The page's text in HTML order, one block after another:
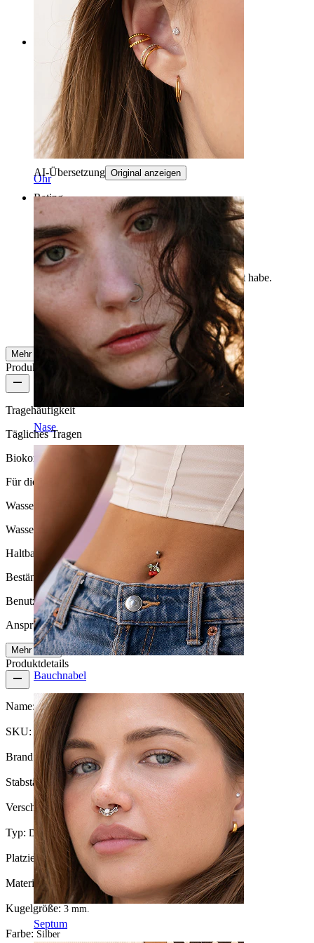
Ohr
Nase
Bauchnabel
Septum
AI-Übersetzung Original anzeigen
Rating
Perfekt
Sehr schön
Bb Verifizierter Kauf
AI-Übersetzung Original anzeigen
Rating
Perfekt
Sehr schön, genau so, wie ich es mir gewünscht habe.
Babett Verifizierter Kauf
AI-Übersetzung Original anzeigen
Mehr ansehen
Produktqualität
Tragehäufigkeit
Tägliches Tragen
Biokompatibilität
Für die meisten Hauttypen
Wasserbeständigkeit
Wasserfest
Haltbarkeit
Beständig
Benutzerfreundlichkeit
Anspruchsvoll
Mehr lesen
Produktdetails
Name:Dermal mit einem großen Stein
SKU: Dermal-24
Brand: Bodymod Trend
Stabstärke: 1,2 mm (passt in 1,6 mm Dermals)
Verschlusstyp: Außengewinde
Typ: Dermal Aufsatz
Platzierung: Dermal, Intimate
Material: Chirurgenstahl
Kugelgröße: 3 mm.
Farbe: Silber